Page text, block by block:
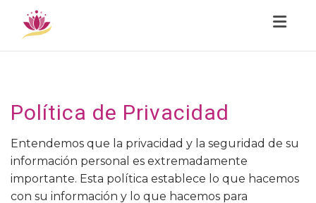
Política de Privacidad
Entendemos que la privacidad y la seguridad de su
información personal es extremadamente
importante. Esta política establece lo que hacemos
con su información y lo que hacemos para